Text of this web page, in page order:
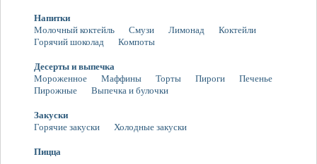
Напитки
Молочный коктейль
Смузи Лимонад
Коктейли
Горячий шоколад
Компоты
Десерты и выпечка
Мороженное
Маффины Торты Пироги
Печенье
Пирожные
Выпечка и булочки
Закуски
Горячие закуски
Холодные закуски
Пицца